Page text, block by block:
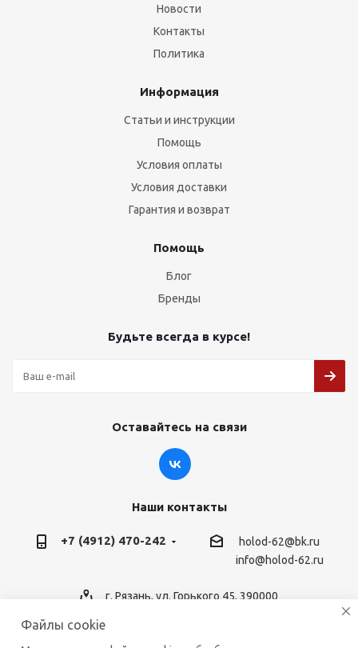
Новости
Контакты
Политика
Информация
Статьи и инструкции
Помощь
Условия оплаты
Условия доставки
Гарантия и возврат
Помощь
Блог
Бренды
Будьте всегда в курсе!
Оставайтесь на связи
Наши контакты
+7 (4912) 470-242
holod-62@bk.ru
info@holod-62.ru
г. Рязань, ул. Горького 45, 390000
Файлы cookie